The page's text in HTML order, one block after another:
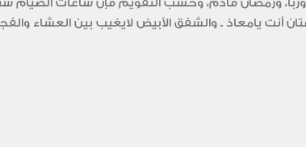
أنت يامعاذ ـ والشفق الأبيض لايغيب بين العشاء